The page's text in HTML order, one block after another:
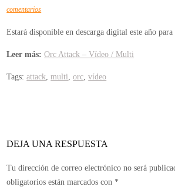
comentariosen
Attack
–
/
Estará disponible en descarga digital este año
Leer más: Orc Attack – Vídeo / Multi
Tags:attack,multi,orc,vídeo
DEJA UNA RESPUESTA
Tu dirección de correo electrónico no será
obligatorios están marcados con *